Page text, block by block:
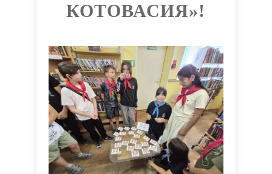
КОТОВАСИЯ»!